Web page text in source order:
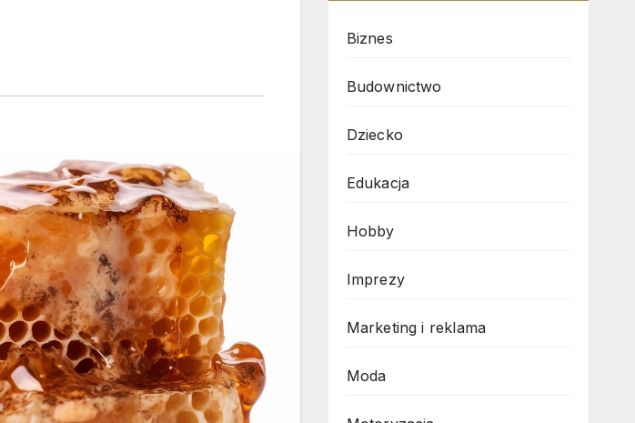
Biznes
Budownictwo
Dziecko
Edukacja
Hobby
Imprezy
Marketing i reklama
Moda